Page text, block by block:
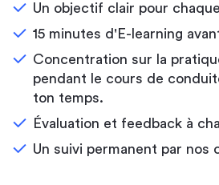
Un objectif clair pour
15 minutes d'E-learning
Concentration sur la
pendant le cours de
ton temps.
Évaluation et feedback à
Un suivi permanent par nos